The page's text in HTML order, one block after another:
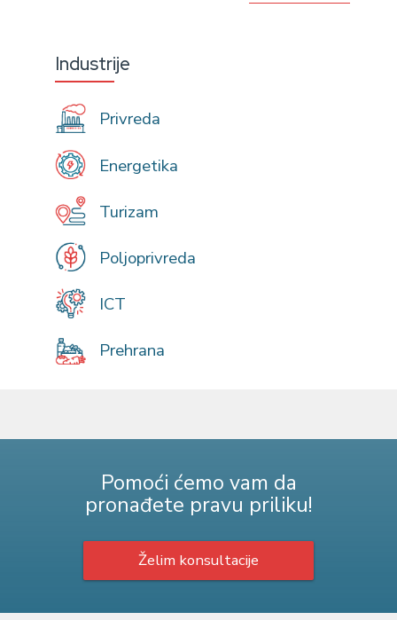
Industrije
Privreda
Energetika
Turizam
Poljoprivreda
ICT
Prehrana
Pomoći ćemo vam da
pronađete pravu priliku!
Želim konsultacije